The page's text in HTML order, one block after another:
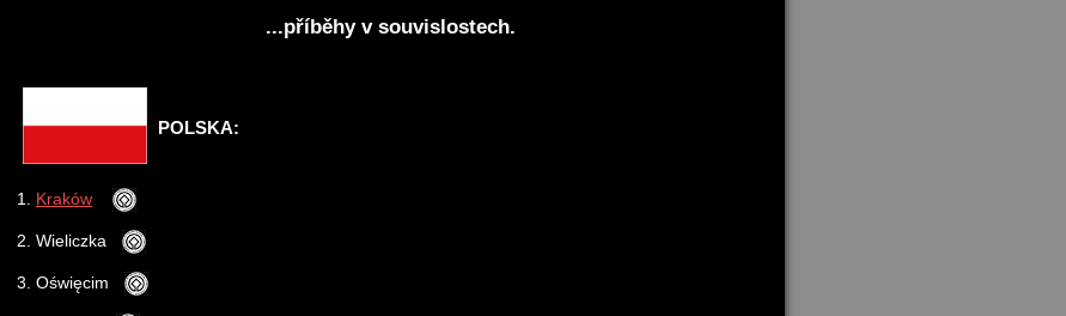
...příběhy v souvislostech.
POLSKA:
1. Kraków
2. Wieliczka
3. Oświęcim